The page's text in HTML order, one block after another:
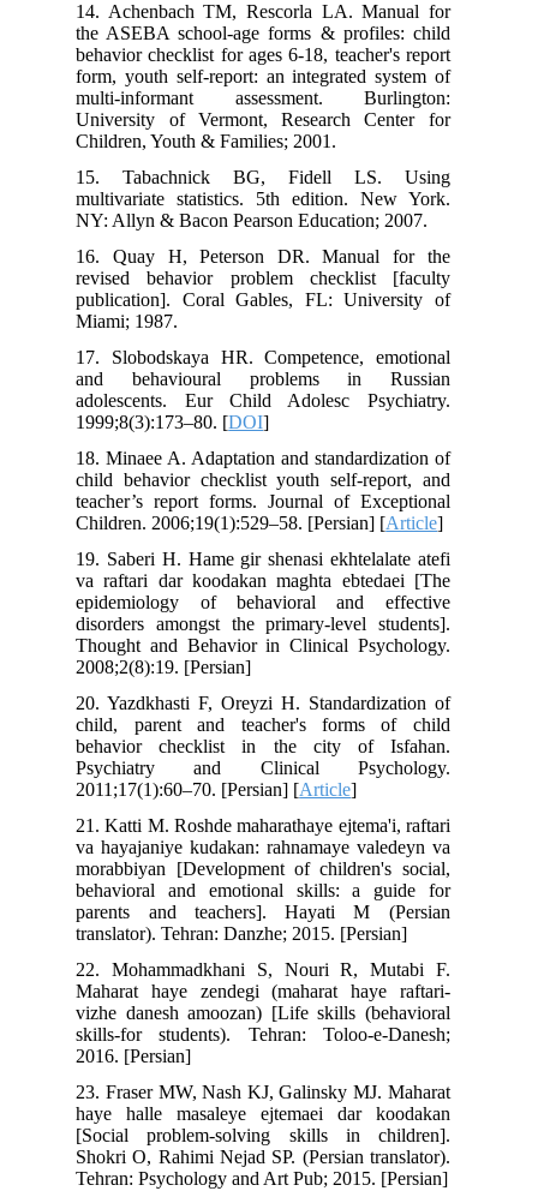
14. Achenbach TM, Rescorla LA. Manual for
the ASEBA school-age forms & profiles: child
behavior checklist for ages 6-18, teacher's report
form, youth self-report: an integrated system of
multi-informant assessment. Burlington:
University of Vermont, Research Center for
Children, Youth & Families; 2001.
15. Tabachnick BG, Fidell LS. Using
multivariate statistics. 5th edition. New York.
NY: Allyn & Bacon Pearson Education; 2007.
16. Quay H, Peterson DR. Manual for the
revised behavior problem checklist [faculty
publication]. Coral Gables, FL: University of
Miami; 1987.
17. Slobodskaya HR. Competence, emotional
and behavioural problems in Russian
adolescents. Eur Child Adolesc Psychiatry.
1999;8(3):173–80. [DOI
18. Minaee A. Adaptation and standardization of
child behavior checklist youth self-report, and
teacher’s report forms. Journal of Exceptional
Children. 2006;19(1):529–58. [Persian] [Article
19. Saberi H. Hame gir shenasi ekhtelalate atefi
va raftari dar koodakan maghta ebtedaei [The
epidemiology of behavioral and effective
disorders amongst the primary-level students].
Thought and Behavior in Clinical Psychology.
2008;2(8):19. [Persian]
20. Yazdkhasti F, Oreyzi H. Standardization of
child, parent and teacher's forms of child
behavior checklist in the city of Isfahan.
Psychiatry and Clinical Psychology.
2011;17(1):60–70. [Persian] [Article
21. Katti M. Roshde maharathaye ejtema'i, raftari
va hayajaniye kudakan: rahnamaye valedeyn va
morabbiyan [Development of children's social,
behavioral and emotional skills: a guide for
parents and teachers]. Hayati M (Persian
translator). Tehran: Danzhe; 2015. [Persian]
22. Mohammadkhani S, Nouri R, Mutabi F.
Maharat haye zendegi (maharat haye raftari-
vizhe danesh amoozan) [Life skills (behavioral
skills-for students). Tehran: Toloo-e-Danesh;
2016. [Persian]
23. Fraser MW, Nash KJ, Galinsky MJ. Maharat
haye halle masaleye ejtemaei dar koodakan
[Social problem-solving skills in children].
Shokri O, Rahimi Nejad SP. (Persian translator).
Tehran: Psychology and Art Pub; 2015. [Persian]